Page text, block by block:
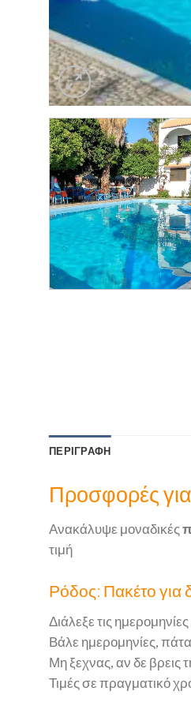
ΠΕΡΙΓΡΑΦΉ
Προσφορές
Ανακάλυψε μοναδικές
τιμή
Ρόδος: Πακέτο για
Διάλεξε τις
Βάλε ημερομηνίες,
Μη ξεχνας, αν δε βρεις
Τιμές σε πραγματικό